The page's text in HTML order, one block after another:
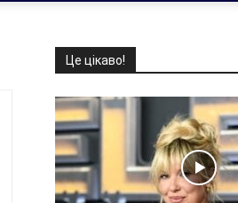
Це цікаво!